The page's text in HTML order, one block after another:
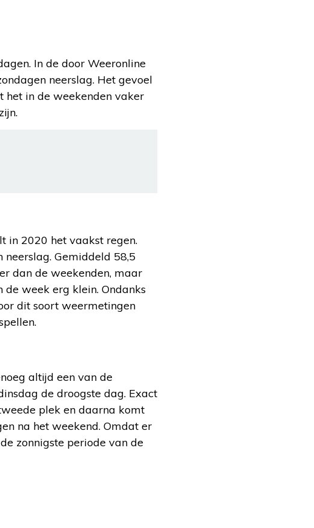
In de door Weeronline
neerslag. Het gevoel
in de weekenden vaker
in 2020 het vaakst regen.
Gemiddeld 58,5
dan de weekenden, maar
week erg klein. Ondanks
dit soort weermetingen
altijd een van de
de droogste dag. Exact
plek en daarna komt
na het weekend. Omdat er
zonnigste periode van de